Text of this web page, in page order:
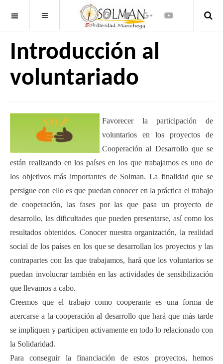
OFF CANVAS
Introducción al
voluntariado
Favorecer la participación de
voluntarios en los proyectos de
Cooperación al Desarrollo que se
están realizando en los países en los que trabajamos es uno de
los objetivos más importantes de Solman. La finalidad que se
persigue con ello es que puedan conocer en la práctica el trabajo
de cooperación, las fases por las que pasa un proyecto de
desarrollo, las dificultades que pueden presentarse, así como los
resultados obtenidos. Conocer nuestra organización, la realidad
social de los países en los que se desarrollan los proyectos y las
contrapartes con las que trabajamos, hará que los voluntarios se
puedan involucrar también en las actividades de sensibilización
que llevamos a cabo.
Creemos que el trabajo como cooperante es una forma de
acercarse a la cooperación al desarrollo que hará que más tarde
se impliquen y participen activamente en todo lo relacionado con
la Solidaridad.
Para conseguir la financiación de estos proyectos, hemos